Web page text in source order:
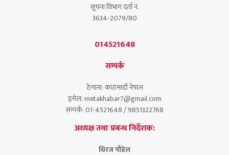
सूचना विभाग दर्ता नं.
3634-2079/80
014521648
सम्पर्क
ठेगाना: काठमाडौं नेपाल
इमेल: metakhabar7@gmail.com
सम्पर्क: 01-4521648 / 9851322768
अध्यक्ष तथा प्रबन्ध निर्देशक:
धिरज पौडेल